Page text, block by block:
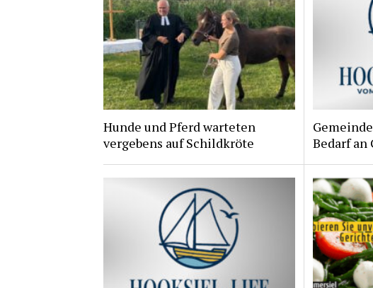
Hunde und Pferd warteten
vergebens auf Schildkröte
Bedarf an